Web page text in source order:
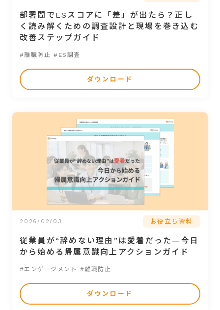
部署間でESスコアに「差」が出たら？正し
く読み解くための調査設計と現場を巻き込む
改善ステップガイド
#離職防止 #ES調査
ダウンロード
2026/02/03 お役立ち資料
従業員が“辞めない理由”は愛着だった―今日
から始める帰属意識向上アクションガイド
#エンゲージメント #離職防止
ダウンロード